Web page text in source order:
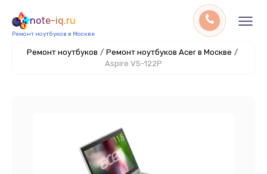
note-iq.ru
Ремонт ноутбуков в Москве
Ремонт ноутбуков / Ремонт ноутбуков Acer в Москве /
Aspire V5-122P